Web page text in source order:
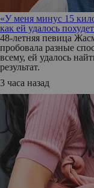
«У меня минус 15
как ей удалось
48-летняя певица
пробовала разные
всему, ей удалось
результат.
3 часа назад